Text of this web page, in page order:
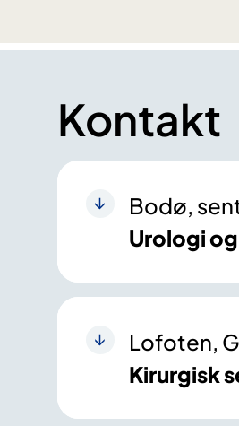
Kontakt
Bodø,
Urologi
Lofoten,
Kirurgisk